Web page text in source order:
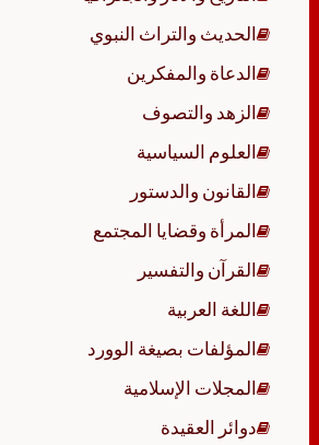
الحديث والتراث النبوي
الدعاة والمفكرين
الزهد والتصوف
العلوم السياسية
القانون والدستور
المرأة وقضايا المجتمع
القرآن والتفسير
اللغة العربية
المؤلفات بصيغة الوورد
المجلات الإسلامية
دوائر العقيدة